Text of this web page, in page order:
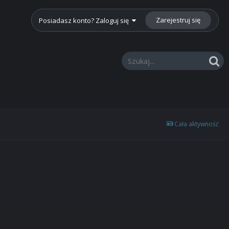
Posiadasz konto? Zaloguj się Zarejestruj się
Cała aktywność